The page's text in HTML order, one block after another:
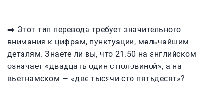
➡️ Этот тип перевода требует значительного
внимания к цифрам, пунктуации, мельчайшим
деталям. Знаете ли вы, что 21.50 на английском
означает «двадцать один с половиной», а на
вьетнамском — «две тысячи сто пятьдесят»?